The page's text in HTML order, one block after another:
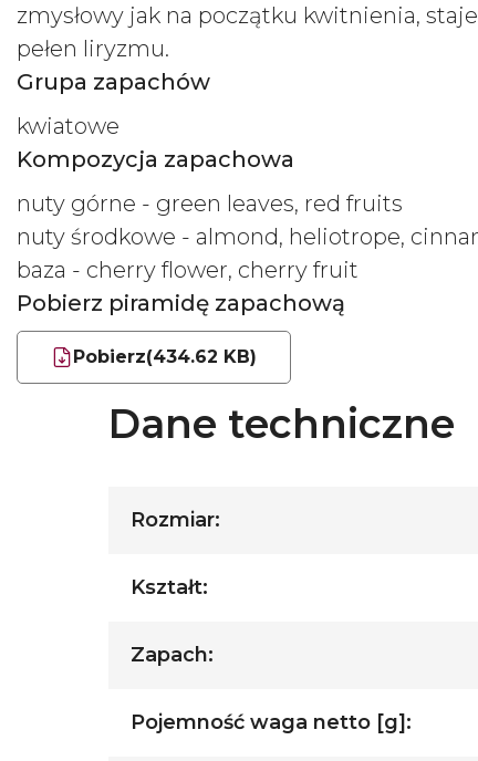
zmysłowy jak na początku kwitnienia,
pełen liryzmu.
Grupa zapachów
kwiatowe
Kompozycja zapachowa
nuty górne - green leaves, red fruits
nuty środkowe - almond, heliotrope,
baza - cherry flower, cherry fruit
Pobierz piramidę zapachową
Pobierz(434.62 KB)
Dane techniczne
Rozmiar:
Kształt:
Zapach:
Pojemność waga netto [g]: